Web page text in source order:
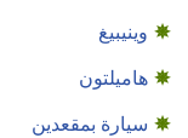
وينيبيغ
هاميلتون
سيارة بمقعدين